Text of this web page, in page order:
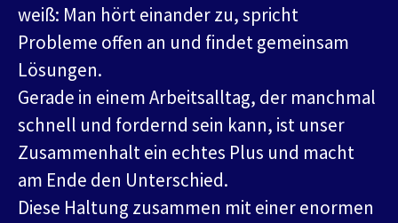
weiß: Man hört einander zu, spricht
Probleme offen an und findet gemeinsam
Lösungen.
Gerade in einem Arbeitsalltag, der manchmal
schnell und fordernd sein kann, ist unser
Zusammenhalt ein echtes Plus und macht
am Ende den Unterschied.
Diese Haltung zusammen mit einer enormen